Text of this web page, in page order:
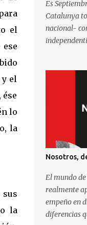
el
el
lo
la
la
Es
Catalunya
nacional-
político.
Barcelona,
con
cuando no
amigos y
tenerme
situación.
las cinco
comunes
porqués de
Nosotros,
El mundo
realmente
empeño en
diferencias